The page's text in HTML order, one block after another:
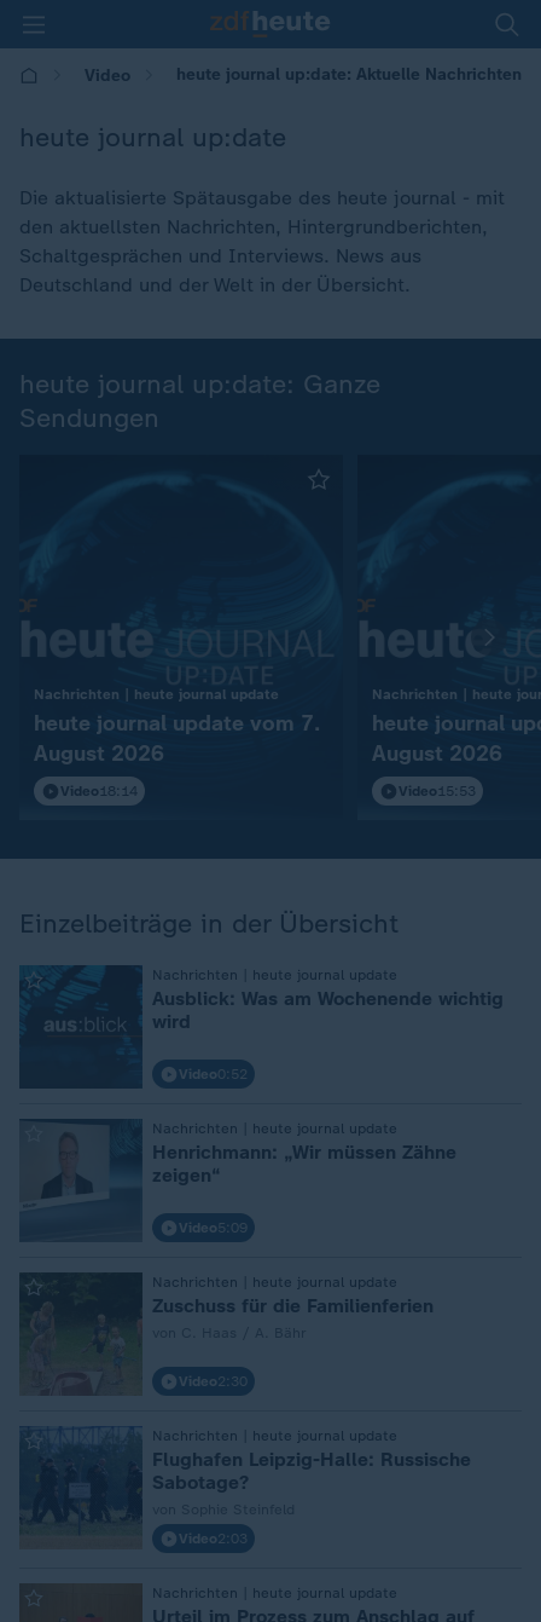
Video heute journal up:date: Aktuelle Nachrichten
heute journal up:date
Die aktualisierte Spätausgabe des heute journal - mit
den aktuellsten Nachrichten, Hintergrundberichten,
Schaltgesprächen und Interviews. News aus
Deutschland und der Welt in der Übersicht.
heute journal up:date: Ganze
Sendungen
Nachrichten | heute journal update
heute journal update vom 7.
August 2026
Video 18:14
Nachrichten | heute
heute journal
August 2026
Video 15:53
Einzelbeiträge in der Übersicht
Nachrichten | heute journal update
Ausblick: Was am Wochenende wichtig
wird
Video0:52
Nachrichten | heute journal update
Henrichmann: „Wir müssen Zähne
zeigen“
Video5:09
Nachrichten | heute journal update
Zuschuss für die Familienferien
Video2:30
Nachrichten | heute journal update
Flughafen Leipzig-Halle: Russische
Sabotage?
Video2:03
Nachrichten | heute journal update
Urteil im Prozess zum Anschlag auf